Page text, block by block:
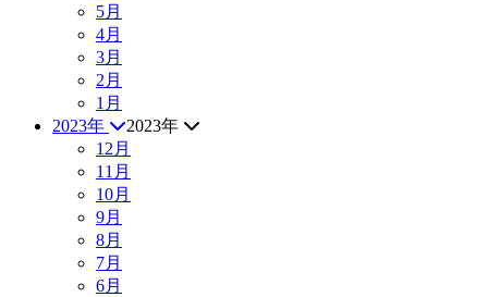
5月
4月
3月
2月
1月
2023年
2023年
12月
11月
10月
9月
8月
7月
6月